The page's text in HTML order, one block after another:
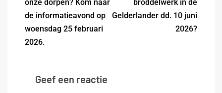
onze dorpen? Kom naar
de informatieavond op
woensdag 25 februari
2026.
broddelwerk in de
Gelderlander dd. 10 juni
2026?
Geef een reactie